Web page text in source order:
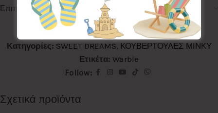
Επιπλέον πληροφορίες
Κωδικός προϊόντος: BLM-WB
Κατηγορίες: SWEET DREAMS, ΚΟΥΒΕΡΤΟΥΛΕΣ ΜΙΝΚΥ
Ετικέτα: Warble
Follow:
Σχετικά προϊόντα